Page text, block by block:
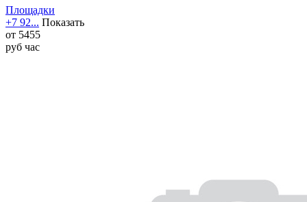
Площадки
+7 92... Показать
от 5455
руб час